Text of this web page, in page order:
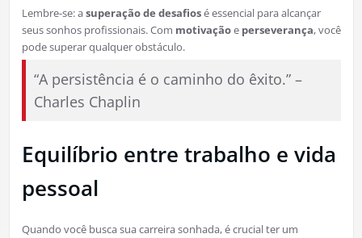
Lembre-se: asuperação de desafiosé essencial para alcançar
seus sonhos profissionais. Com motivaçãoe perseverança, você
pode superar qualquer obstáculo.
“A persistência é o caminho do êxito.” –
Charles Chaplin
Equilíbrio entre trabalho e vida
pessoal
Quando você busca sua carreira sonhada, é crucial ter um